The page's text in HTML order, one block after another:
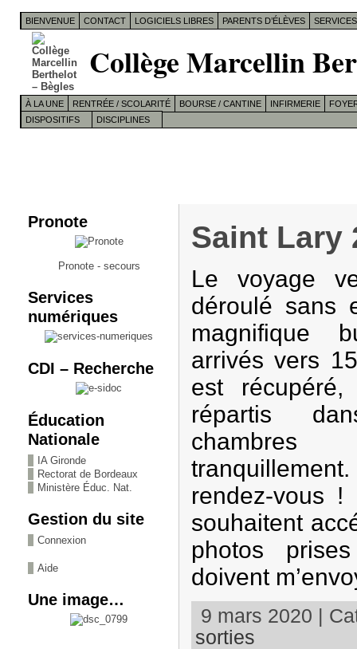
BIENVENUE CONTACT LOGICIELS LIBRES PARENTS D’ÉLÈVES
Collège Marcellin
À LA UNE RENTRÉE / SCOLARITÉ BOURSE / CANTINE INFIRMERIE
DISPOSITIFS
DISCIPLINES
Pronote
Pronote - secours
Services
numériques
CDI – Recherche
Éducation
Nationale
IA Gironde
Rectorat de Bordeaux
Ministère Éduc. Nat.
Gestion du site
Connexion
Aide
Une image…
Saint Lary
Le voyage
déroulé sans
magnifique
arrivés vers
est
répartis
rendez-vous
souhaitent
photos
doivent
9 mars 2020 |
sorties